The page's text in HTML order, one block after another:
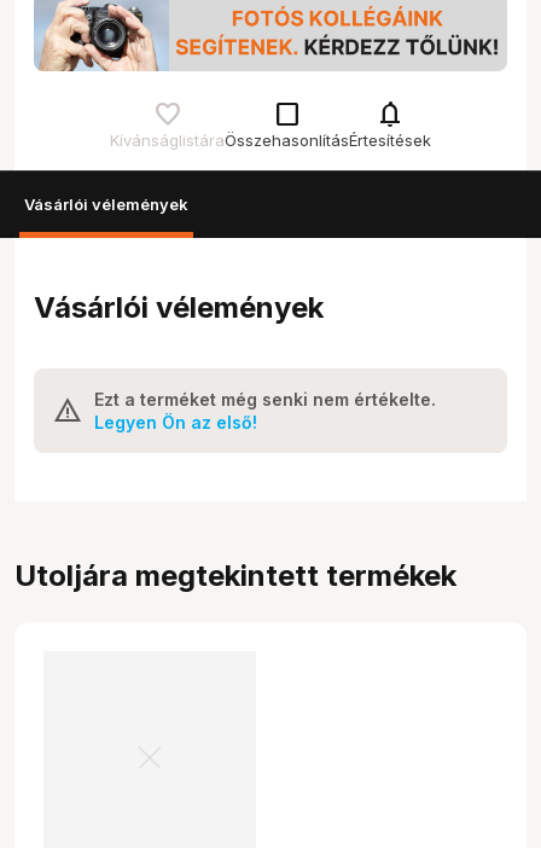
Kívánságlistára
check_box_outline_blank
Összehasonlítás
notifications
Értesítések
Vásárlói vélemények
Vásárlói vélemények
Ezt a terméket még senki nem értékelte.
Legyen Ön az első!
Utoljára megtekintett termékek